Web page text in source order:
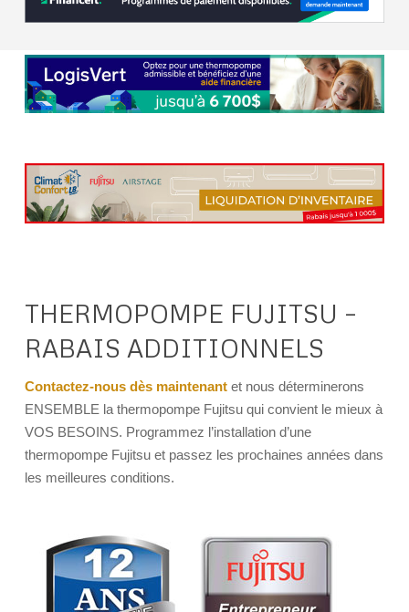
THERMOPOMPE FUJITSU –
RABAIS ADDITIONNELS
Contactez-nous dès maintenantet nous déterminerons
ENSEMBLE la thermopompe Fujitsu qui convient le mieux à
VOS BESOINS. Programmez l’installation d’une
thermopompe Fujitsu et passez les prochaines années dans
les meilleures conditions.